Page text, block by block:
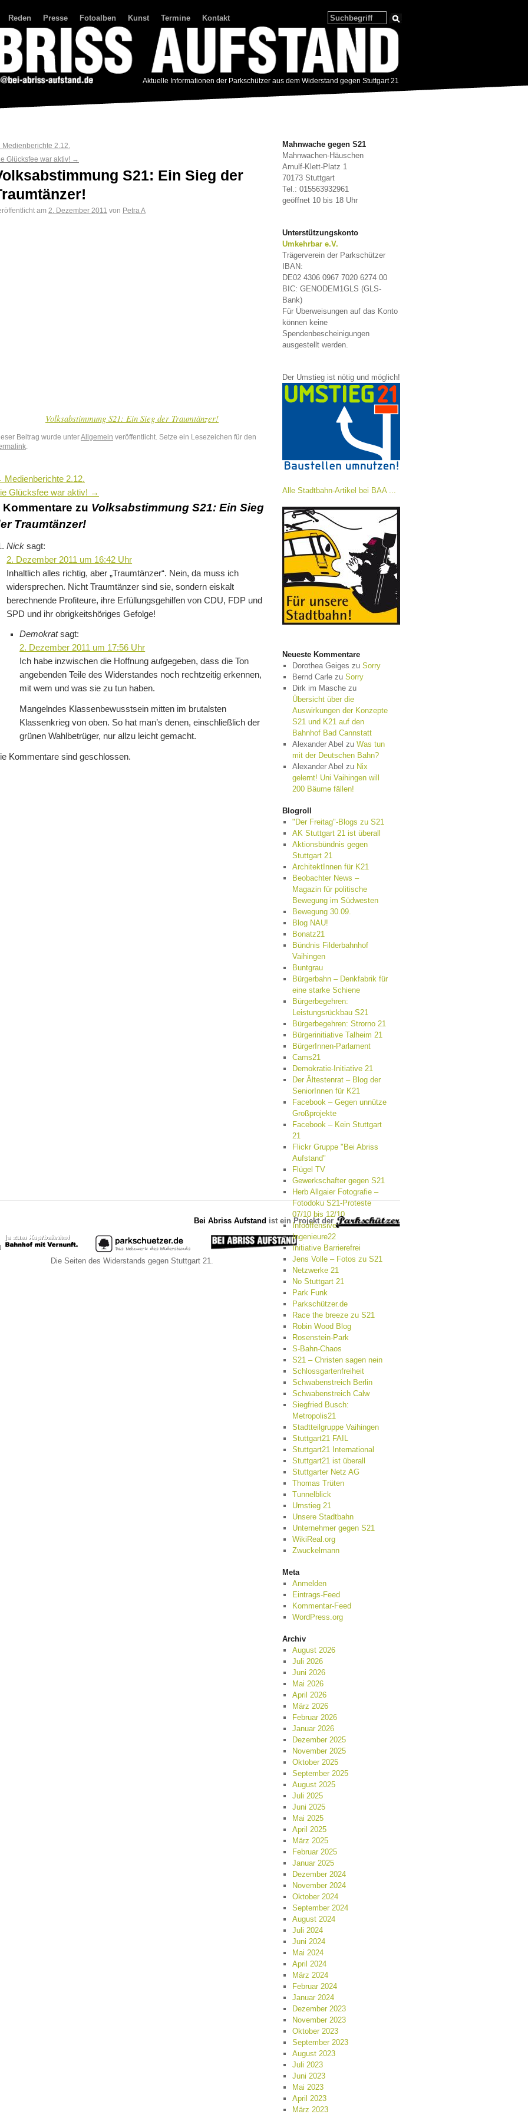
Reden Presse Fotoalben Kunst Termine Kontakt
Aktuelle Informationen der Parkschützer aus dem Widerstand gegen Stuttgart 21
Medienberichte 2.12.
Glücksfee war aktiv! →
S21: Ein Sieg der
am 2. Dezember 2011 von Petra A
Volksabstimmung S21: Ein Sieg der Traumtänzer!
Beitrag wurde unter Allgemein veröffentlicht. Setze ein Lesezeichen für den
Medienberichte 2.12.
Glücksfee war aktiv! →
Kommentare zu Volksabstimmung S21: Ein Sieg
Traumtänzer!
Nick sagt:
2. Dezember 2011 um 16:42 Uhr
Inhaltlich alles richtig, aber „Traumtänzer“. Nein, da muss ich
widersprechen. Nicht Traumtänzer sind sie, sondern eiskalt
berechnende Profiteure, ihre Erfüllungsgehilfen von CDU, FDP und
SPD und ihr obrigkeitshöriges Gefolge!
Demokrat sagt:
2. Dezember 2011 um 17:56 Uhr
Ich habe inzwischen die Hoffnung aufgegeben, dass die Ton
angebenden Teile des Widerstandes noch rechtzeitig erkennen,
mit wem und was sie zu tun haben.
Mangelndes Klassenbewusstsein mitten im brutalsten
Klassenkrieg von oben. So hat man’s denen, einschließlich der
grünen Wahlbetrüger, nur allzu leicht gemacht.
Kommentare sind geschlossen.
Mahnwache gegen S21
Mahnwachen-Häuschen
Arnulf-Klett-Platz 1
70173 Stuttgart
Tel.: 015563932961
geöffnet 10 bis 18 Uhr
Unterstützungskonto
Umkehrbar e.V.
Trägerverein der Parkschützer
IBAN:
DE02 4306 0967 7020 6274 00
BIC: GENODEM1GLS (GLS-
Bank)
Für Überweisungen auf das Konto
können keine
Spendenbescheinigungen
ausgestellt werden.
Der Umstieg ist nötig und möglich!
Alle Stadtbahn-Artikel bei BAA ...
Neueste Kommentare
Dorothea Geiges zu Sorry
Bernd Carlezu Sorry
Dirk im Maschezu
Übersicht über die
Auswirkungen der Konzepte
S21 und K21 auf den
Bahnhof Bad Cannstatt
Alexander Abel zu Was tun
mit der Deutschen Bahn?
Alexander Abel zu Nix
gelernt! Uni Vaihingen will
200 Bäume fällen!
Blogroll
"Der Freitag"-Blogs zu S21
AK Stuttgart 21 ist überall
Aktionsbündnis gegen
Stuttgart 21
ArchitektInnen für K21
Beobachter News –
Magazin für politische
Bewegung im Südwesten
Bewegung 30.09.
Blog NAU!
Bonatz21
Bündnis Filderbahnhof
Vaihingen
Buntgrau
Bürgerbahn – Denkfabrik für
eine starke Schiene
Bürgerbegehren:
Leistungsrückbau S21
Bürgerbegehren: Strorno 21
Bürgerinitiative Talheim 21
BürgerInnen-Parlament
Cams21
Demokratie-Initiative 21
Der Ältestenrat – Blog der
SeniorInnen für K21
Facebook – Gegen unnütze
Großprojekte
Facebook – Kein Stuttgart
21
Flickr Gruppe "Bei Abriss
Aufstand"
Flügel TV
Gewerkschafter gegen S21
Herb Allgaier Fotografie –
Fotodoku S21-Proteste
07/10 bis 12/10
Infooffensive
Ingenieure22
Initiative Barrierefrei
Jens Volle – Fotos zu S21
Netzwerke 21
No Stuttgart 21
Park Funk
Parkschützer.de
Race the breeze zu S21
Robin Wood Blog
Rosenstein-Park
S-Bahn-Chaos
S21 – Christen sagen nein
Schlossgartenfreiheit
Schwabenstreich Berlin
Schwabenstreich Calw
Siegfried Busch:
Metropolis21
Stadtteilgruppe Vaihingen
Stuttgart21 FAIL
Stuttgart21 International
Stuttgart21 ist überall
Stuttgarter Netz AG
Thomas Trüten
Tunnelblick
Umstieg 21
Unsere Stadtbahn
Unternehmer gegen S21
WikiReal.org
Zwuckelmann
Meta
Anmelden
Eintrags-Feed
Kommentar-Feed
WordPress.org
Archiv
August 2026
Juli 2026
Juni 2026
Mai 2026
April 2026
März 2026
Februar 2026
Januar 2026
Dezember 2025
November 2025
Oktober 2025
September 2025
August 2025
Juli 2025
Juni 2025
Mai 2025
April 2025
März 2025
Februar 2025
Januar 2025
Dezember 2024
November 2024
Oktober 2024
September 2024
August 2024
Juli 2024
Juni 2024
Mai 2024
April 2024
März 2024
Februar 2024
Januar 2024
Dezember 2023
November 2023
Oktober 2023
September 2023
August 2023
Juli 2023
Juni 2023
Mai 2023
April 2023
März 2023
Bei Abriss Aufstand ist ein Projekt der
Die Seiten des Widerstands gegen Stuttgart 21.